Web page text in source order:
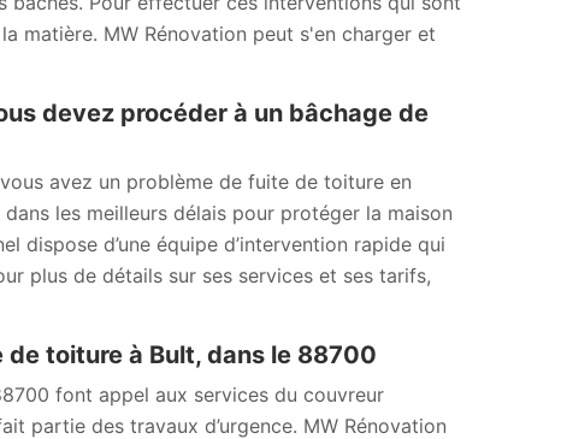
matière. MW Rénovation peut s'en charger et
devez procéder à un bâchage de
avez un problème de fuite de toiture en
les meilleurs délais pour protéger la maison
dispose d’une équipe d’intervention rapide qui
plus de détails sur ses services et ses tarifs,
toiture à Bult, dans le 88700
font appel aux services du couvreur
partie des travaux d’urgence. MW Rénovation